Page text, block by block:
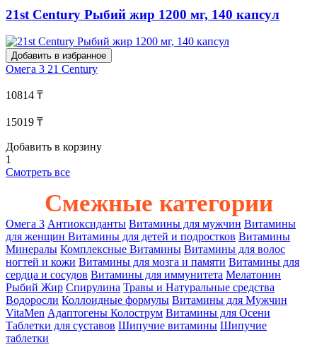
21st Century Рыбий жир 1200 мг, 140 капсул
Добавить в избранное
Омега 3 21 Century
10814 ₸
15019 ₸
Добавить в корзину
1
Смотреть все
Смежные категории
Омега 3 Антиоксиданты Витамины для мужчин Витамины
для женщин Витамины для детей и подростков Витамины
Минералы Комплексные Витамины Витамины для волос
ногтей и кожи Витамины для мозга и памяти Витамины для
сердца и сосудов Витамины для иммунитета Мелатонин
Рыбий Жир Спирулина Травы и Hатуральные средства
Водоросли Коллоидные формулы Витамины для Мужчин
VitaMen Адаптогены Колострум Витамины для Осени
Таблетки для суставов Шипучие витамины Шипучие
таблетки